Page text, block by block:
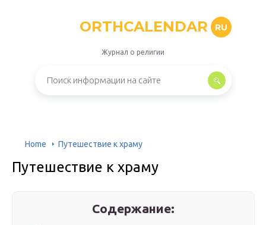
ORTHCALENDAR RU
Журнал о религии
Home Путешествие к храму
Путешествие к храму
Содержание: